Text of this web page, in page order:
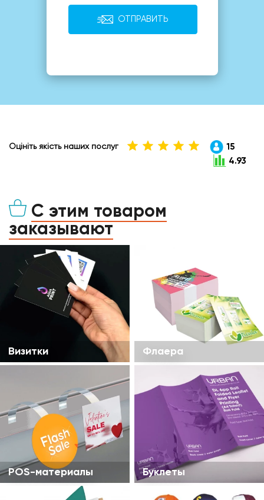
ОТПРАВИТЬ
Оцініть якість наших послуг
15
4.93
С этим товаром
заказывают
Визитки Флаера
POS-материалы Буклеты